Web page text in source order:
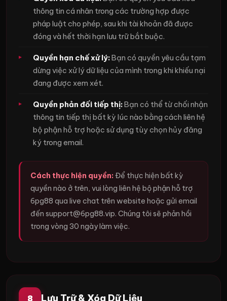
thông tin cá nhân trong các trường hợp được
pháp luật cho phép, sau khi tài khoản đã được
đóng và hết thời hạn lưu trữ bắt buộc.
Quyền hạn chế xử lý:Bạn có quyền yêu cầu tạm
dừng việc xử lý dữ liệu của mình trong khi khiếu nại
đang được xem xét.
Quyền phản đối tiếp thị:Bạn có thể từ chối nhận
thông tin tiếp thị bất kỳ lúc nào bằng cách liên hệ
bộ phận hỗ trợ hoặc sử dụng tùy chọn hủy đăng
ký trong email.
Cách thực hiện quyền:Để thực hiện bất kỳ
quyền nào ở trên, vui lòng liên hệ bộ phận hỗ trợ
6pg88 qua live chat trên website hoặc gửi email
đến support@6pg88.vip. Chúng tôi sẽ phản hồi
trong vòng 30 ngày làm việc.
8 Lưu Trữ & Xóa Dữ Liệu